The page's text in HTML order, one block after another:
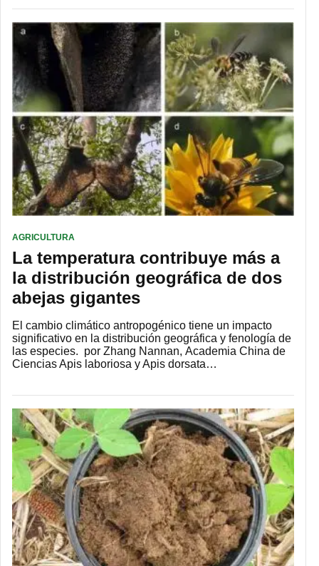
AGRICULTURA
La temperatura contribuye más a
la distribución geográfica de dos
abejas gigantes
El cambio climático antropogénico tiene un impacto
significativo en la distribución geográfica y fenología de
las especies. por Zhang Nannan, Academia China de
Ciencias Apis laboriosa y Apis dorsata…